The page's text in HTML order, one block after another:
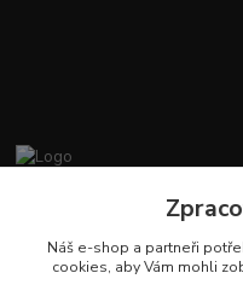
+420412384749
Náš e-shop a partneři
cookies, aby Vám mohli